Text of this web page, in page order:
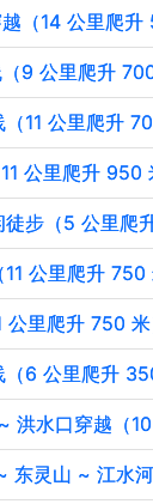
（14 公里爬升
9 公里爬升 700
11 公里爬升
公里爬升 950
步（5 公里爬
公里爬升 750
里爬升 750 米
6 公里爬升